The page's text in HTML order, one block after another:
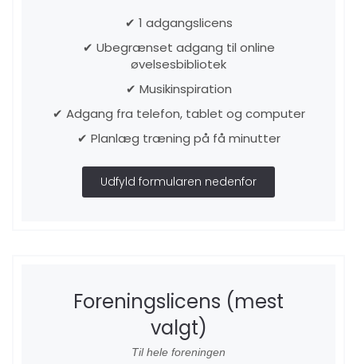
✔ 1 adgangslicens
✔ Ubegrænset adgang til online
øvelsesbibliotek
✔ Musikinspiration
✔ Adgang fra telefon, tablet og computer
✔ Planlæg træning på få minutter
Udfyld formularen nedenfor
Foreningslicens (mest
valgt)
Til hele foreningen